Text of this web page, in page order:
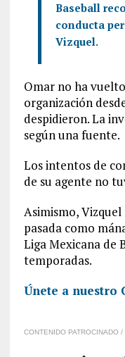
Baseball
conducta
Vizquel.
Omar no ha
organización
despidieron. La
según una fuente.
Los intentos de
de su agente no
Asimismo,
pasada como
Liga Mexicana de
temporadas.
Únete a nuestro
CONTENIDO PATROCINADO